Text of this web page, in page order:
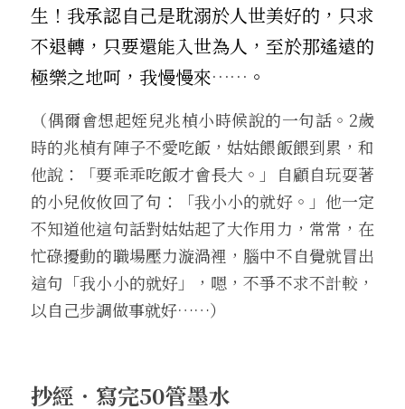
生！我承認自己是耽溺於人世美好的，只求
不退轉，只要還能入世為人，至於那遙遠的
極樂之地呵，我慢慢來…… 。
（偶爾會想起姪兒兆楨小時候說的一句話。2歲
時的兆楨有陣子不愛吃飯，姑姑餵飯餵到累，和
他說：「要乖乖吃飯才會長大。」自顧自玩耍著
的小兒攸攸回了句：「我小小的就好。」他一定
不知道他這句話對姑姑起了大作用力，常常，在
忙碌擾動的職場壓力漩渦裡，腦中不自覺就冒出
這句「我小小的就好」，嗯，不爭不求不計較，
以自己步調做事就好……）
抄經．寫完50管墨水